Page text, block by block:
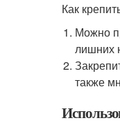
Как
Можно
лишних
также